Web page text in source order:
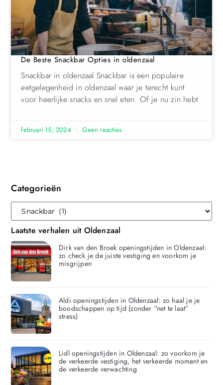
De Beste Snackbar Opties in oldenzaal
Snackbar in oldenzaal Snackbar is een populaire
eetgelegenheid in oldenzaal waar je terecht kunt
voor heerlijke snacks en snel eten. Of je nu zin hebt
februari 15, 2024 Geen reacties
Categorieën
Laatste verhalen uit Oldenzaal
Dirk van den Broek openingstijden in Oldenzaal:
zo check je de juiste vestiging en voorkom je
misgrijpen
Aldi openingstijden in Oldenzaal: zo haal je je
boodschappen op tijd (zonder “net te laat”
stress)
Lidl openingstijden in Oldenzaal: zo voorkom je
de verkeerde vestiging, het verkeerde moment en
de verkeerde verwachting